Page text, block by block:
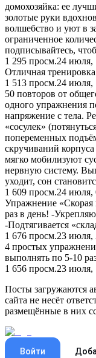
домохозяйка: ее
золотые руки
волшебство и уют в
ограниченное
подписывайтесь,
1 295 просм.24 июля,
Отличная
1 513 просм.24 июля,
50 повторов от
одного упражнения
напряжение с тела.
«сосулек»
попеременных
скручиваний
мягко мобилизуют
нервную систему.
уходит, сон
1 609 просм.24 июля,
Упражнение
раз в день! -
-Подтягивается
1 676 просм.23 июля,
4 простых
выполнять по 5-10
1 656 просм.23 июля,
Посты загружаются
сайта не несёт
размещённые в них
Войти